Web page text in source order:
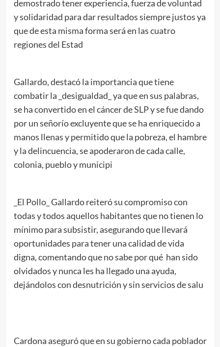
demostrado tener experiencia, fuerza de voluntad
y solidaridad para dar resultados siempre justos ya
que de esta misma forma será en las cuatro
regiones del Estad
Gallardo, destacó la importancia que tiene
combatir la _desigualdad_ ya que en sus palabras,
se ha convertido en el cáncer de SLP y se fue dando
por un señorío excluyente que se ha enriquecido a
manos llenas y permitido que la pobreza, el hambre
y la delincuencia, se apoderaron de cada calle,
colonia, pueblo y municipi
_El Pollo_ Gallardo reiteró su compromiso con
todas y todos aquellos habitantes que no tienen lo
mínimo para subsistir, asegurando que llevará
oportunidades para tener una calidad de vida
digna, comentando que no sabe por qué han sido
olvidados y nunca les ha llegado una ayuda,
dejándolos con desnutrición y sin servicios de salu
Cardona aseguró que en su gobierno cada poblador